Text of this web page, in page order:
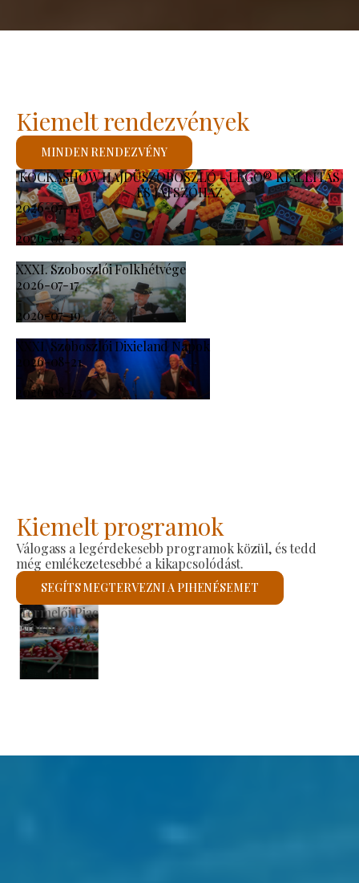
KOCKASHOW HAJDÚSZOBOSZLÓ - LEGO® KIÁLLÍTÁS
ÉS JÁTSZÓHÁZ
2026-07-11
-
2026-08-23
XXXI. Szoboszlói Folkhétvége
2026-07-17
-
2026-07-19
XXXI. Szoboszlói Dixieland Napok
2026-08-21
-
2026-08-23
Kiemelt rendezvények
MINDEN RENDEZVÉNY
Kiemelt programok
Válogass a legérdekesebb programok közül, és tedd
még emlékezetesebbé a kikapcsolódást.
SEGÍTS MEGTERVEZNI A PIHENÉSEMET
Szent László Római Katolikus Templom
Megnézem